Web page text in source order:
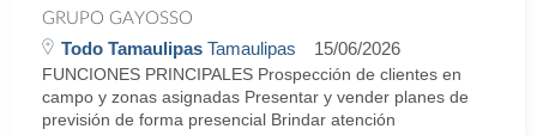
GRUPO GAYOSSO
Todo Tamaulipas Tamaulipas 15/06/2026
FUNCIONES PRINCIPALES Prospección de clientes en
campo y zonas asignadas Presentar y vender planes de
previsión de forma presencial Brindar atención